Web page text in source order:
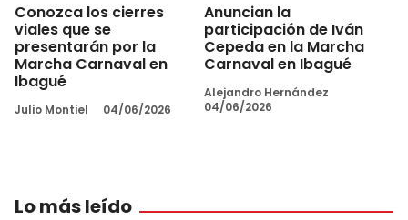
Conozca los cierres
viales que se
presentarán por la
Marcha Carnaval en
Ibagué
Julio Montiel 04/06/2026
Anuncian la
participación de Iván
Cepeda en la Marcha
Carnaval en Ibagué
Alejandro Hernández
04/06/2026
Lo más leído